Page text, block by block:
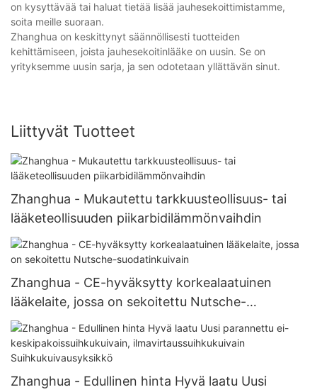
on kysyttävää tai haluat tietää lisää jauhesekoittimistamme,
soita meille suoraan.
Zhanghua on keskittynyt säännöllisesti tuotteiden
kehittämiseen, joista jauhesekoitinlääke on uusin. Se on
yrityksemme uusin sarja, ja sen odotetaan yllättävän sinut.
Liittyvät Tuotteet
Zhanghua - Mukautettu tarkkuusteollisuus- tai
lääketeollisuuden piikarbidilämmönvaihdin
Zhanghua - CE-hyväksytty korkealaatuinen
lääkelaite, jossa on sekoitettu Nutsche-
suodatinkuivain
Zhanghua - Edullinen hinta Hyvä laatu Uusi